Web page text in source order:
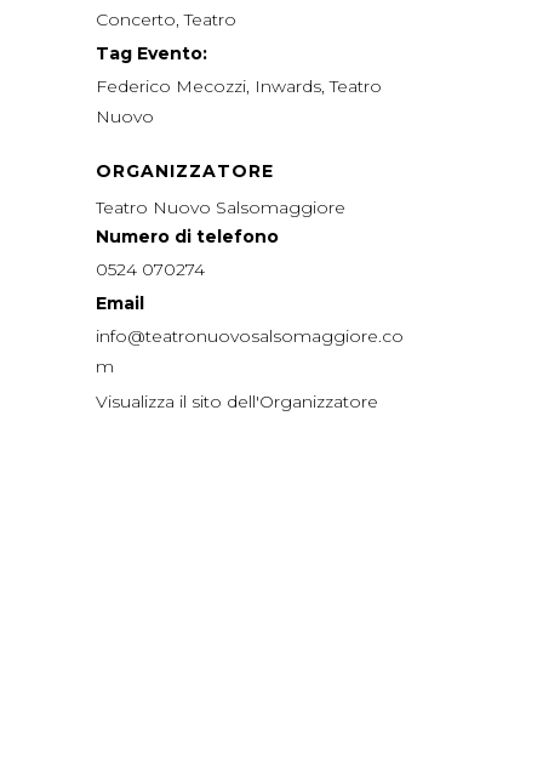
Concerto,Teatro
Tag Evento:
Federico Mecozzi, Inwards,Teatro
Nuovo
ORGANIZZATORE
Teatro Nuovo Salsomaggiore
Numero di telefono
0524 070274
Email
info@teatronuovosalsomaggiore.co
m
Visualizza il sito dell'Organizzatore